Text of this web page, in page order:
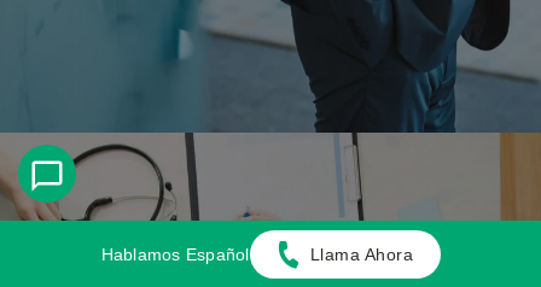
Hablamos Español Llama Ahora